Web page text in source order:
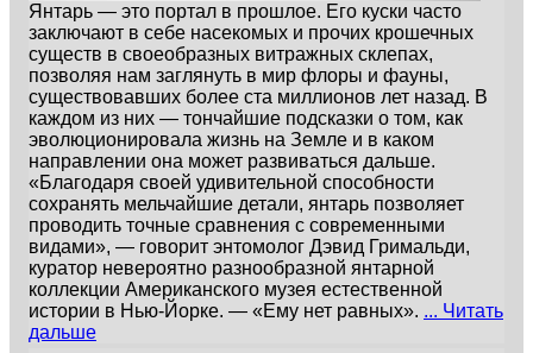
Янтарь — это портал в прошлое. Его куски часто
заключают в себе насекомых и прочих крошечных
существ в своеобразных витражных склепах,
позволяя нам заглянуть в мир флоры и фауны,
существовавших более ста миллионов лет назад. В
каждом из них — тончайшие подсказки о том, как
эволюционировала жизнь на Земле и в каком
направлении она может развиваться дальше.
«Благодаря своей удивительной способности
сохранять мельчайшие детали, янтарь позволяет
проводить точные сравнения с современными
видами», — говорит энтомолог Дэвид Гримальди,
куратор невероятно разнообразной янтарной
коллекции Американского музея естественной
истории в Нью-Йорке. — «Ему нет равных». ... Читать
дальше